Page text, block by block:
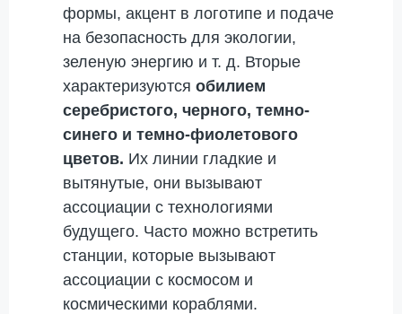
формы, акцент в логотипе и подаче
на безопасность для экологии,
зеленую энергию и т. д. Вторые
характеризуются обилием
серебристого, черного, темно-
синего и темно-фиолетового
цветов. Их линии гладкие и
вытянутые, они вызывают
ассоциации с технологиями
будущего. Часто можно встретить
станции, которые вызывают
ассоциации с космосом и
космическими кораблями.